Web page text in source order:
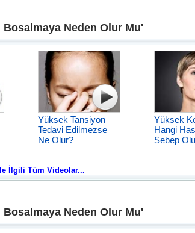
Neden Olur Mu'
Yüksek Tansiyon
Tedavi Edilmezse
Ne Olur?
Yüksek
Hangi
Sebep
İlgili Tüm Videolar...
Neden Olur Mu'